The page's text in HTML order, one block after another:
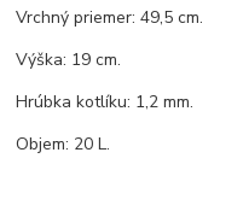
Vrchný priemer: 49,5 cm.
Výška: 19 cm.
Hrúbka kotlíku: 1,2 mm.
Objem: 20 L.